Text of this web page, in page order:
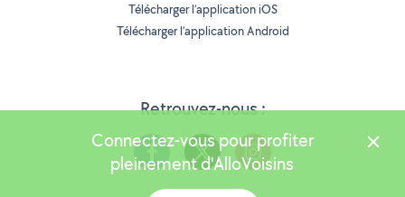
Retrouvez-nous :
Télécharger l’application iOS
Télécharger l’application Android
Connectez-vous pour profiter
pleinement d'AlloVoisins